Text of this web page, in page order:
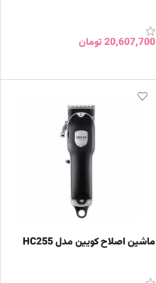
20,607,700تومان
ماشین اصلاح کویین مدل HC255